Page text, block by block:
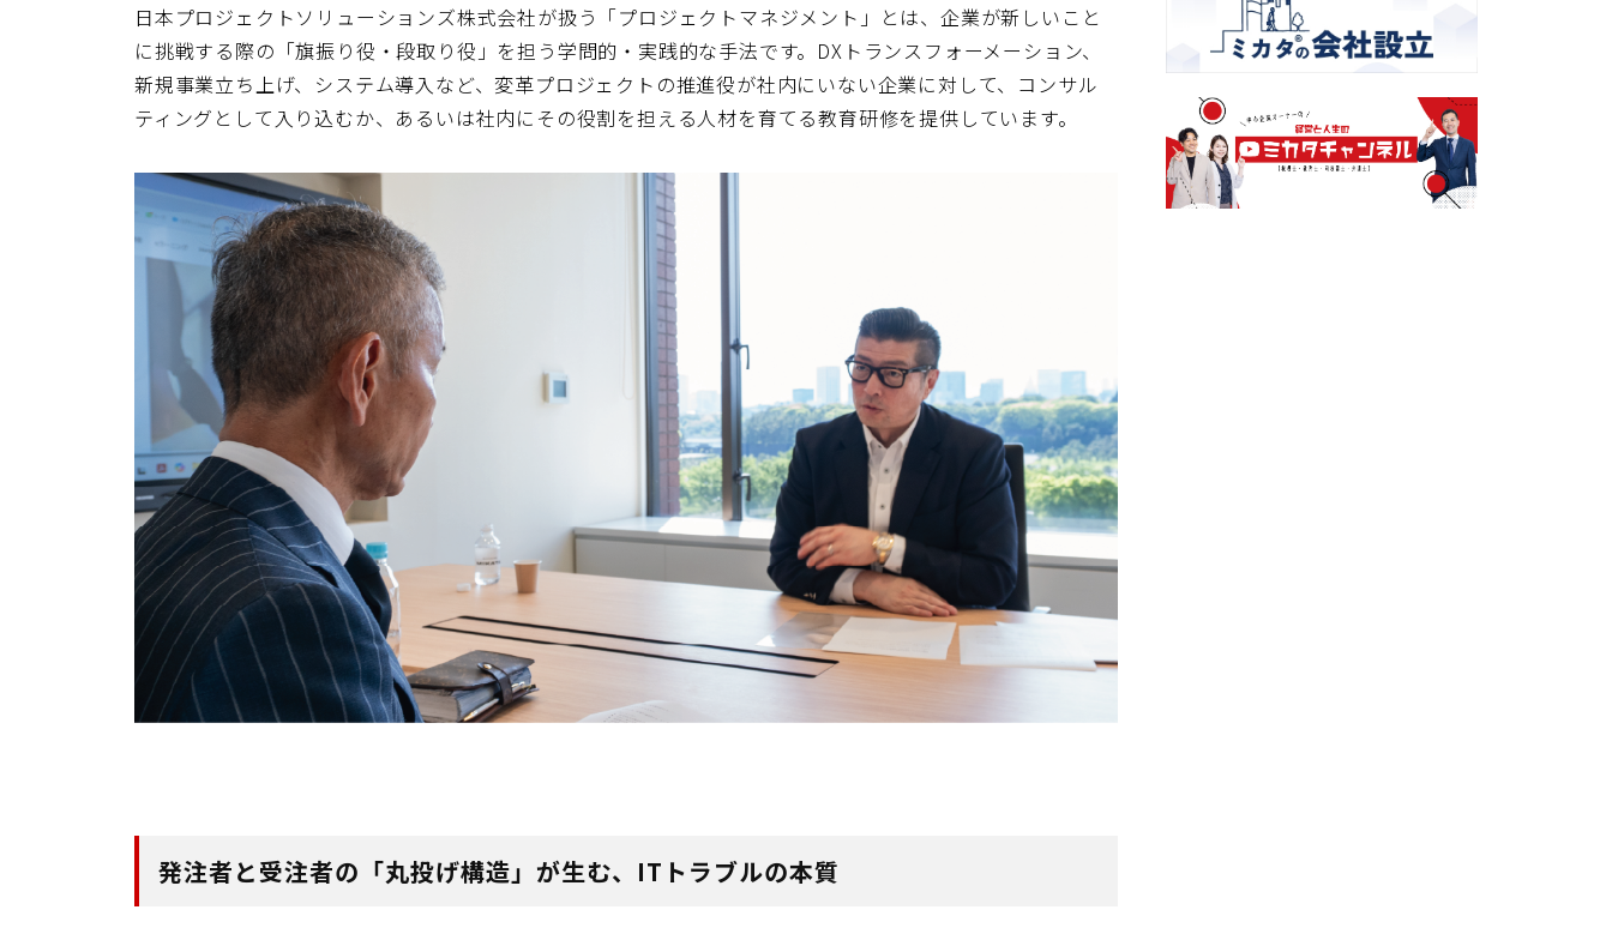
日本プロジェクトソリューションズ株式会社が扱う「プロジェクトマネジメント」とは、企業が新しいこと
に挑戦する際の「旗振り役・段取り役」を担う学問的・実践的な手法です。DXトランスフォーメーション、
新規事業立ち上げ、システム導入など、変革プロジェクトの推進役が社内にいない企業に対して、コンサル
ティングとして入り込むか、あるいは社内にその役割を担える人材を育てる教育研修を提供しています。
発注者と受注者の「丸投げ構造」が生む、ITトラブルの本質